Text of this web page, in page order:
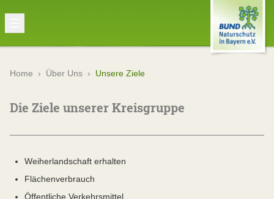
Home › Über Uns › Unsere Ziele
Die Ziele unserer Kreisgruppe
Weiherlandschaft erhalten
Flächenverbrauch
Öffentliche Verkehrsmittel